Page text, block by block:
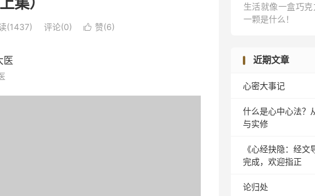
(1437) 评论(0)  赞(6)
生活就像一盒巧
一颗是什么！
近期文章
心密大事记
什么是心中心法？
与实修
《心经抉隐：经
完成，欢迎指正
论归处